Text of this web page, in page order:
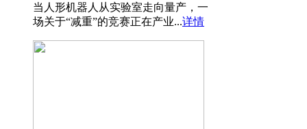
当人形机器人从实验室走向量产，一
场关于“减重”的竞赛正在产业...详情